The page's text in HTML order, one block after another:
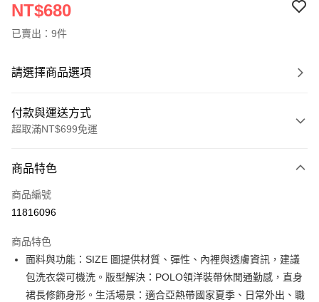
NT$680
已賣出：9件
請選擇商品選項
付款與運送方式
超取滿NT$699免運
信用卡一次付款
超商取貨付款
Apple Pay
街口支付
商品特色
商品編號
11816096
商品特色
面料與功能：SIZE 圖提供材質、彈性、內裡與透膚資訊，建議
包洗衣袋可機洗。版型解決：POLO領洋裝帶休閒通勤感，直身
裙長修飾身形。生活場景：適合亞熱帶國家夏季、日常外出、職